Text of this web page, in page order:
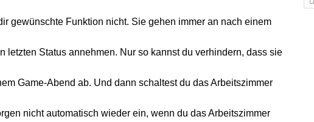
gewünschte Funktion nicht. Sie gehen immer an nach einem
letzten Status annehmen. Nur so kannst du verhindern, dass sie
Game-Abend ab. Und dann schaltest du das Arbeitszimmer
nicht automatisch wieder ein, wenn du das Arbeitszimmer